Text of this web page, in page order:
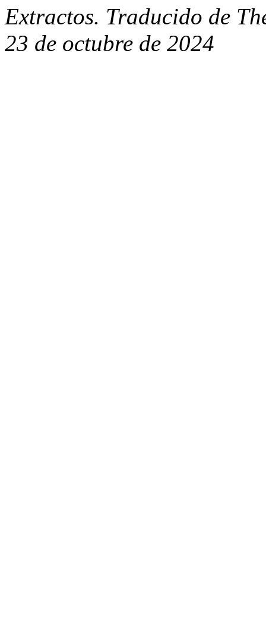
Extractos. Traducido de
23 de octubre de 2024